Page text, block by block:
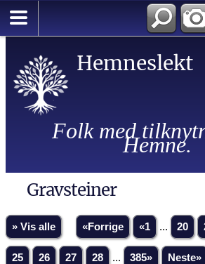
Hemneslekt
Folk med
Hemne.
Gravsteiner
» Vis alle «Forrige «1 ... 20
25 26 27 28 ... 385» Neste»